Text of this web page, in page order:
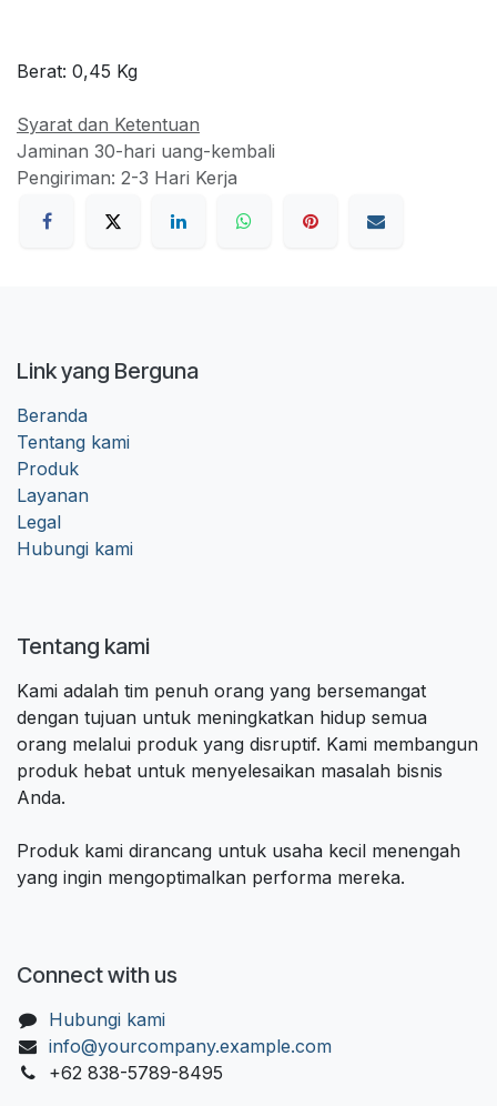
Berat: 0,45 Kg
Syarat dan Ketentuan
Jaminan 30-hari uang-kembali
Pengiriman: 2-3 Hari Kerja
Link yang Berguna
Beranda
Tentang kami
Produk
Layanan
Legal
Hubungi kami
Tentang kami
Kami adalah tim penuh orang yang bersemangat
dengan tujuan untuk meningkatkan hidup semua
orang melalui produk yang disruptif. Kami membangun
produk hebat untuk menyelesaikan masalah bisnis
Anda.
Produk kami dirancang untuk usaha kecil menengah
yang ingin mengoptimalkan performa mereka.
Connect with us
Hubungi kami
info@yourcompany.example.com
+62 838-5789-8495